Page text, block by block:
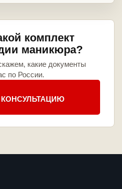
комплект
маникюра?
какие документы
по России.